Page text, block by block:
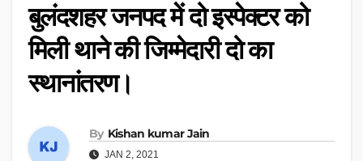
बुलंदशहर जनपद में दो इस्पेक्टर को
मिली थाने की जिम्मेदारी दो का
स्थानांतरण।
By Kishan kumar Jain
JAN 2, 2021